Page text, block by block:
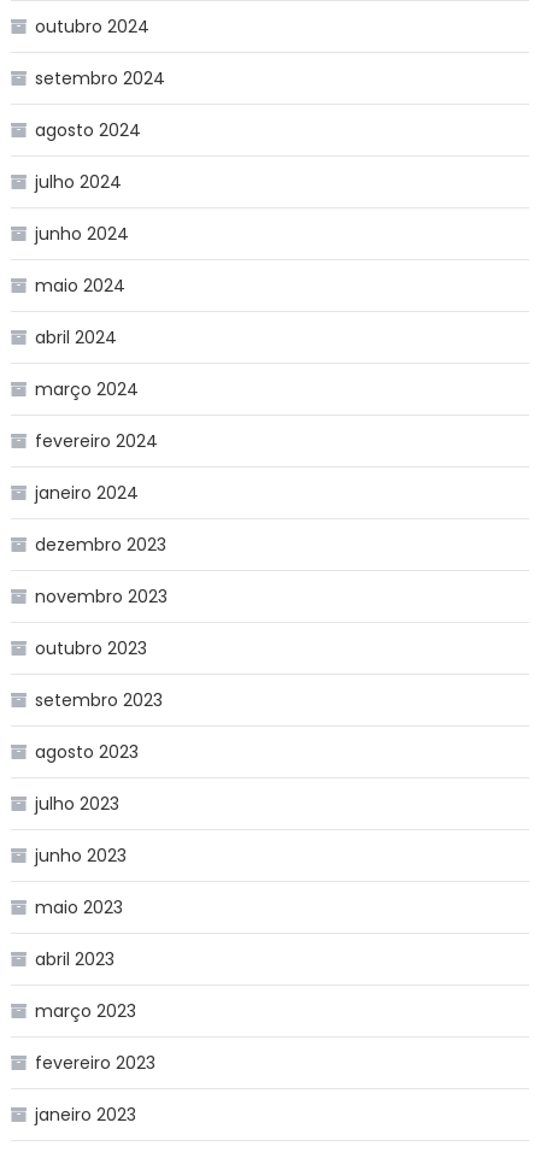
outubro 2024
setembro 2024
agosto 2024
julho 2024
junho 2024
maio 2024
abril 2024
março 2024
fevereiro 2024
janeiro 2024
dezembro 2023
novembro 2023
outubro 2023
setembro 2023
agosto 2023
julho 2023
junho 2023
maio 2023
abril 2023
março 2023
fevereiro 2023
janeiro 2023